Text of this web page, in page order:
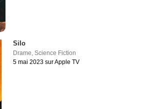
Silo
Drame ,Science Fiction
5 mai 2023 sur Apple TV